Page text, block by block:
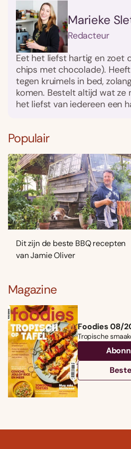
Marieke
Redacteur
Eet het liefst hartig en zoet
chips met chocolade).
tegen kruimels in bed,
komen. Bestelt altijd wat ze
het liefst van iedereen een
Populair
Dit zijn de beste BBQ recepten
van Jamie Oliver
Magazine
Foodies 08/
Tropische